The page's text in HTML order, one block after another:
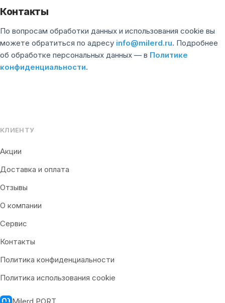
Контакты
По вопросам обработки данных и использования cookie вы
можете обратиться по адресу info@milerd.ru. Подробнее
об обработке персональных данных — в Политике
конфиденциальности.
КЛИЕНТУ
Акции
Доставка и оплата
Отзывы
О компании
Сервис
Контакты
Политика конфиденциальности
Политика использования cookie